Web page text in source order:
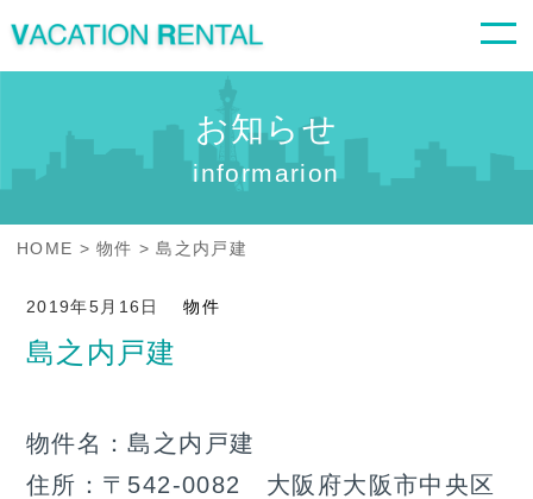
お知らせ
informarion
HOME 物件 島之内戸建
2019年5月16日 物件
島之内戸建
物件名：島之内戸建
住所：〒542-0082 大阪府大阪市中央区